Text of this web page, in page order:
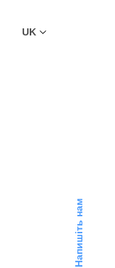
UK
Напишіть нам